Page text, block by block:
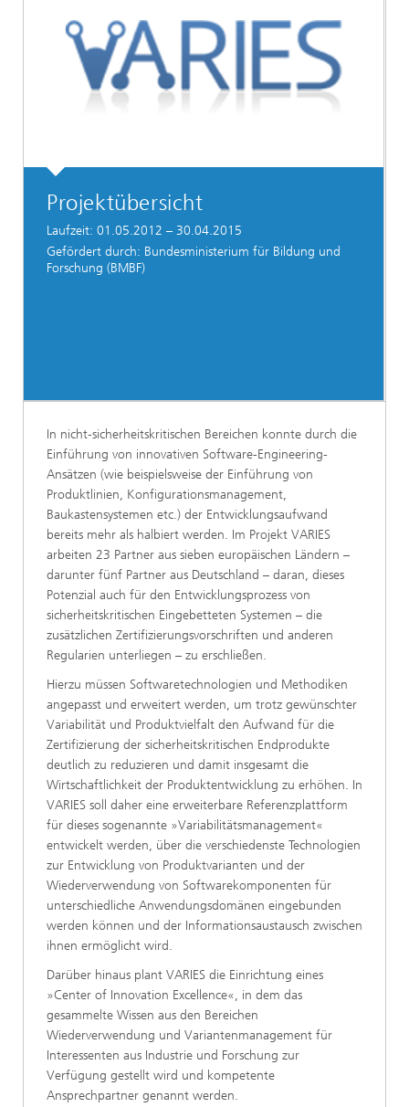
Projektübersicht
Laufzeit: 01.05.2012 – 30.04.2015
Gefördert durch: Bundesministerium für Bildung und
Forschung (BMBF)
In nicht-sicherheitskritischen Bereichen konnte durch die
Einführung von innovativen Software-Engineering-
Ansätzen (wie beispielsweise der Einführung von
Produktlinien, Konfigurationsmanagement,
Baukastensystemen etc.) der Entwicklungsaufwand
bereits mehr als halbiert werden. Im Projekt VARIES
arbeiten 23 Partner aus sieben europäischen Ländern –
darunter fünf Partner aus Deutschland – daran, dieses
Potenzial auch für den Entwicklungsprozess von
sicherheitskritischen Eingebetteten Systemen – die
zusätzlichen Zertifizierungsvorschriften und anderen
Regularien unterliegen – zu erschließen.
Hierzu müssen Softwaretechnologien und Methodiken
angepasst und erweitert werden, um trotz gewünschter
Variabilität und Produktvielfalt den Aufwand für die
Zertifizierung der sicherheitskritischen Endprodukte
deutlich zu reduzieren und damit insgesamt die
Wirtschaftlichkeit der Produktentwicklung zu erhöhen. In
VARIES soll daher eine erweiterbare Referenzplattform
für dieses sogenannte »Variabilitätsmanagement«
entwickelt werden, über die verschiedenste Technologien
zur Entwicklung von Produktvarianten und der
Wiederverwendung von Softwarekomponenten für
unterschiedliche Anwendungsdomänen eingebunden
werden können und der Informationsaustausch zwischen
ihnen ermöglicht wird.
Darüber hinaus plant VARIES die Einrichtung eines
»Center of Innovation Excellence«, in dem das
gesammelte Wissen aus den Bereichen
Wiederverwendung und Variantenmanagement für
Interessenten aus Industrie und Forschung zur
Verfügung gestellt wird und kompetente
Ansprechpartner genannt werden.